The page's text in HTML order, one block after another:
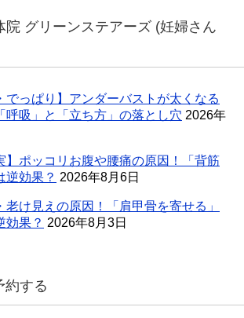
院 グリーンステアーズ (妊婦さん
でっぱり】アンダーバストが太くなる
呼吸」と「立ち方」の落とし穴 2026年
】ポッコリお腹や腰痛の原因！「背筋
逆効果？ 2026年8月6日
老け見えの原因！「肩甲骨を寄せる」
効果？ 2026年8月3日
約する